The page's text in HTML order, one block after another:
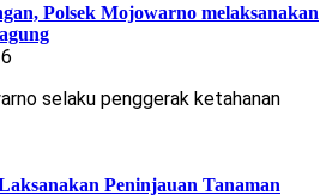
Polsek Mojowarno melaksanakan
selaku penggerak ketahanan
Peninjauan Tanaman